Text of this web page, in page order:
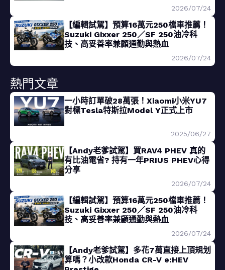
2026/07/24
【編輯試駕】預算16萬元250檔車推薦！
Suzuki Gixxer 250／SF 250油冷科
技、高妥善率兼顧通勤與熱血
2026/07/24
熱門文章
一小時訂單破28萬張！Xiaomi小米YU7
對標Tesla特斯拉Model Y正式上市
2025/06/27
【Andy老爹試駕】買RAV4 PHEV 真的
有比油電省? 持有一年PRIUS PHEV心得
分享
2026/07/24
【編輯試駕】預算16萬元250檔車推薦！
Suzuki Gixxer 250／SF 250油冷科
技、高妥善率兼顧通勤與熱血
2026/07/24
【Andy老爹試駕】多花7萬直接上頂規划
算嗎？小改款Honda CR-V e:HEV